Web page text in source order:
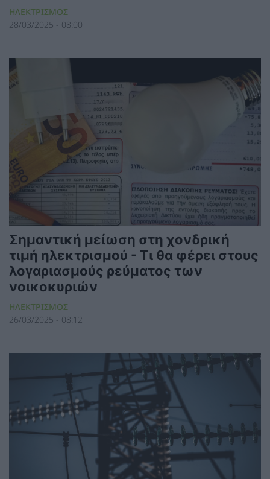
ΗΛΕΚΤΡΙΣΜΟΣ
28/03/2025 - 08:00
Σημαντική μείωση στη χονδρική
τιμή ηλεκτρισμού - Τι θα φέρει στους
λογαριασμούς ρεύματος των
νοικοκυριών
ΗΛΕΚΤΡΙΣΜΟΣ
26/03/2025 - 08:12